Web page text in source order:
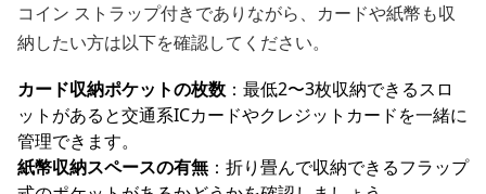
コイン ストラップ付きでありながら、カードや紙幣も収
納したい方は以下を確認してください。
カード収納ポケットの枚数 ：最低2〜3枚収納できるスロ
ットがあると交通系ICカードやクレジットカードを一緒に
管理できます。
紙幣収納スペースの有無 ：折り畳んで収納できるフラップ